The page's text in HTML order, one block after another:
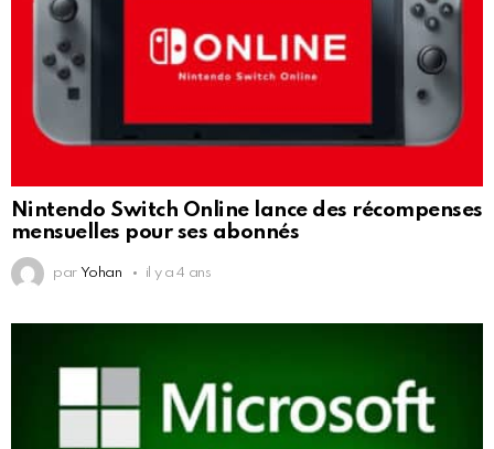
Nintendo Switch Online lance des récompenses
mensuelles pour ses abonnés
par Yohan il y a 4 ans